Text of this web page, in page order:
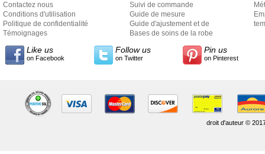
Contactez nous
Conditions d'utilisation
Politique de confidentialité
Témoignages
Suivi de commande
Guide de mesure
Guide d'ajustement et de
style
Bases de soins de la robe
Like us
on Facebook
Follow us
on Twitter
Pin us
on Pinterest
droit d'auteur ©